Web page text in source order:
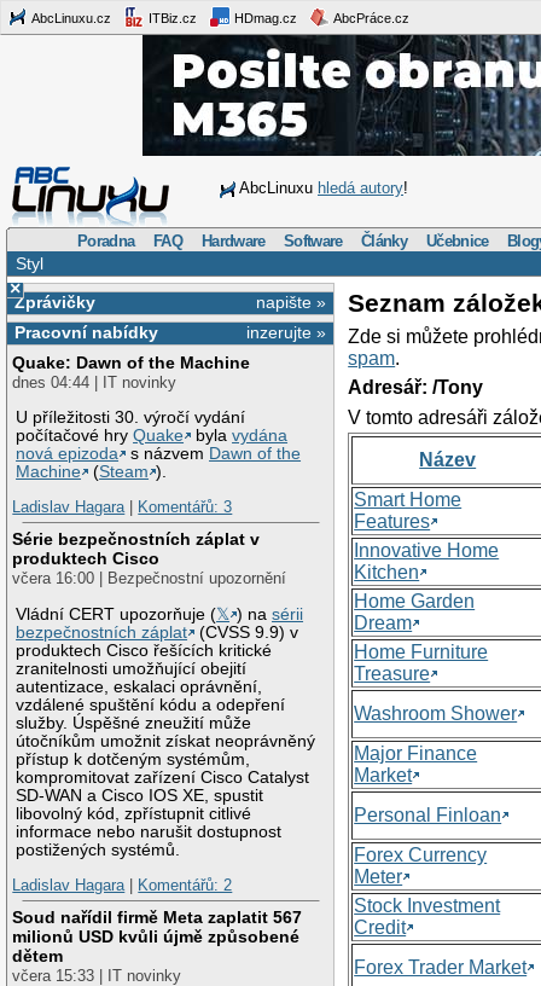
AbcLinuxu.cz ITBiz.cz HDmag.cz AbcPráce.cz
AbcLinuxu hledá autory!
Poradna FAQ Hardware Software Články Učebnice
Styl
×
napište »
Zprávičky
inzerujte »
Pracovní nabídky
Quake: Dawn of the Machine
dnes 04:44 | IT novinky
U příležitosti 30. výročí vydání
počítačové hryQuake bylavydána
nová epizoda
s názvem Dawn of the
Machine
(Steam ).
Ladislav Hagara| Komentářů: 3
Série bezpečnostních záplat v
produktech Cisco
včera 16:00 | Bezpečnostní upozornění
Vládní CERT upozorňuje (𝕏 ) nasérii
bezpečnostních záplat
(CVSS 9.9) v
produktech Cisco řešících kritické
zranitelnosti umožňující obejití
autentizace, eskalaci oprávnění,
vzdálené spuštění kódu a odepření
služby. Úspěšné zneužití může
útočníkům umožnit získat neoprávněný
přístup k dotčeným systémům,
kompromitovat zařízení Cisco Catalyst
SD-WAN a Cisco IOS XE, spustit
libovolný kód, zpřístupnit citlivé
informace nebo narušit dostupnost
postižených systémů.
Ladislav Hagara| Komentářů: 2
Soud nařídil firmě Meta zaplatit 567
milionů USD kvůli újmě způsobené
dětem
včera 15:33 | IT novinky
Seznam
Zde si můžete
spam.
Adresář: /Tony
V tomto adresáři
Název
Smart Home
Features
Innovative Home
Kitchen
Home Garden
Dream
Home Furniture
Treasure
Washroom Shower
Major Finance
Market
Personal Finloan
Forex Currency
Meter
Stock Investment
Credit
Forex Trader Market